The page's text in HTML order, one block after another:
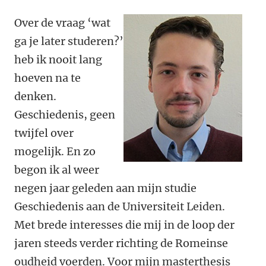
Over de vraag ‘wat
ga je later studeren?’
heb ik nooit lang
hoeven na te
denken.
Geschiedenis, geen
twijfel over
mogelijk. En zo
begon ik al weer
negen jaar geleden aan mijn studie
Geschiedenis aan de Universiteit Leiden.
Met brede interesses die mij in de loop der
jaren steeds verder richting de Romeinse
oudheid voerden. Voor mijn masterthesis